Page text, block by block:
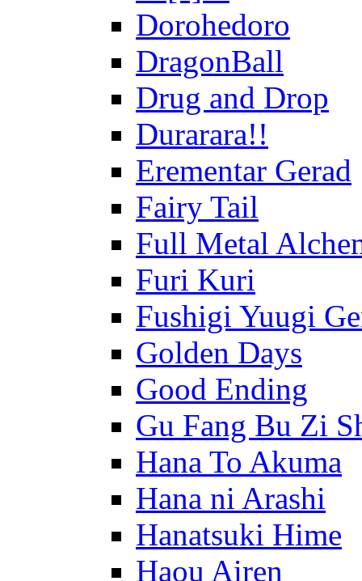
Dorohedoro
DragonBall
Drug and Drop
Durarara!!
Erementar Gerad
Fairy Tail
Full Metal
Furi Kuri
Fushigi Yuugi
Golden Days
Good Ending
Gu Fang Bu Zi
Hana To Akuma
Hana ni Arashi
Hanatsuki Hime
Haou Airen